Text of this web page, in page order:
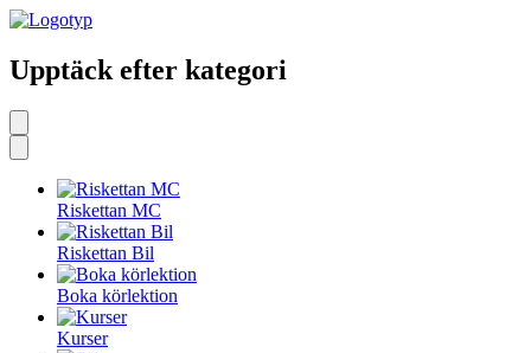
Upptäck efter kategori
Riskettan MC
Riskettan Bil
Boka körlektion
Kurser